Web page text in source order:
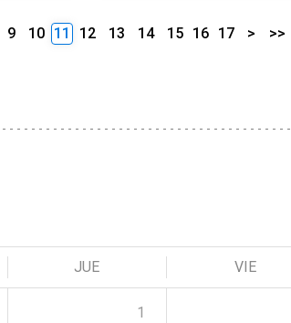
9 10 11 12 13 14 15 16 17 > >>
JUE VIE
1